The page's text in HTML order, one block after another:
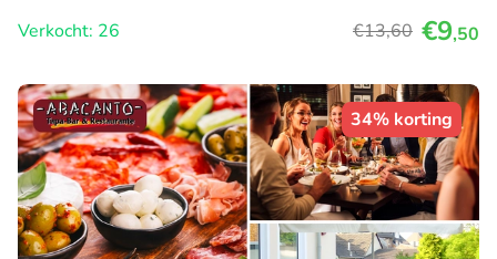
Verkocht: 26
€13,60 €9,50
34% korting